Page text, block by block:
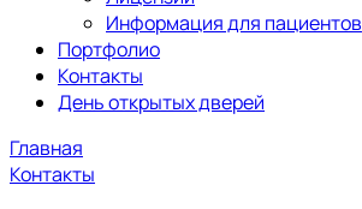
Информация для пациентов
Портфолио
Контакты
День открытых дверей
Главная
Контакты